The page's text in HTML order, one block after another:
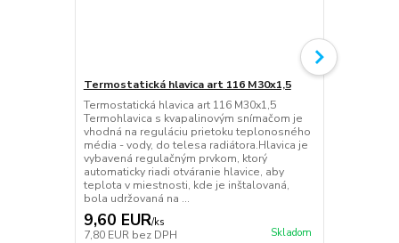
Termostatická hlavica art 116 M30x1,5
Termostatická hlavica art 116 M30x1,5
Termohlavica s kvapalinovým snímačom je
vhodná na reguláciu prietoku teplonosného
média - vody, do telesa radiátora.Hlavica je
vybavená regulačným prvkom, ktorý
automaticky riadi otváranie hlavice, aby
teplota v miestnosti, kde je inštalovaná,
bola udržovaná na ...
9,60 EUR/ks
7,80 EUR bez DPH Skladom